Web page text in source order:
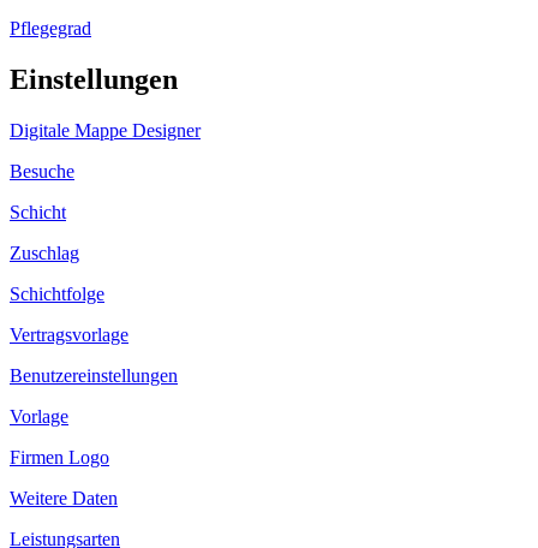
Pflegegrad
Einstellungen
Digitale Mappe Designer
Besuche
Schicht
Zuschlag
Schichtfolge
Vertragsvorlage
Benutzereinstellungen
Vorlage
Firmen Logo
Weitere Daten
Leistungsarten